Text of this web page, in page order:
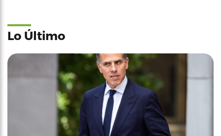
Lo Último